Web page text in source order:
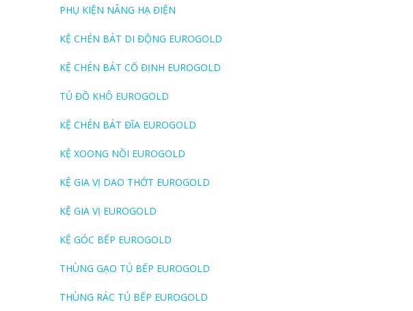
PHỤ KIỆN NÂNG HẠ ĐIỆN
KỆ CHÉN BÁT DI ĐỘNG EUROGOLD
KỆ CHÉN BÁT CỐ ĐỊNH EUROGOLD
TỦ ĐỒ KHÔ EUROGOLD
KỆ CHÉN BÁT ĐĨA EUROGOLD
KỆ XOONG NỒI EUROGOLD
KỆ GIA VỊ DAO THỚT EUROGOLD
KỆ GIA VỊ EUROGOLD
KỆ GÓC BẾP EUROGOLD
THÙNG GẠO TỦ BẾP EUROGOLD
THÙNG RÁC TỦ BẾP EUROGOLD